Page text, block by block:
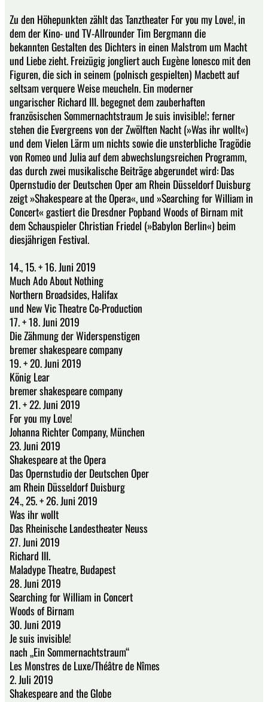
Zu den Höhepunkten zählt das Tanztheater For you my Love!, in
dem der Kino- und TV-Allrounder Tim Bergmann die
bekannten Gestalten des Dichters in einen Malstrom um Macht
und Liebe zieht. Freizügig jongliert auch Eugène Ionesco mit den
Figuren, die sich in seinem (polnisch gespielten) Macbett auf
seltsam verquere Weise meucheln. Ein moderner
ungarischer Richard III. begegnet dem zauberhaften
französischen Sommernachtstraum Je suis invisible!; ferner
stehen die Evergreens von der Zwölften Nacht (»Was ihr wollt«)
und dem Vielen Lärm um nichts sowie die unsterbliche Tragödie
von Romeo und Julia auf dem abwechslungsreichen Programm,
das durch zwei musikalische Beiträge abgerundet wird: Das
Opernstudio der Deutschen Oper am Rhein Düsseldorf Duisburg
zeigt »Shakespeare at the Opera«, und »Searching for William in
Concert« gastiert die Dresdner Popband Woods of Birnam mit
dem Schauspieler Christian Friedel (»Babylon Berlin«) beim
diesjährigen Festival.
14., 15. + 16. Juni 2019
Much Ado About Nothing
Northern Broadsides, Halifax
und New Vic Theatre Co-Production
17. + 18. Juni 2019
Die Zähmung der Widerspenstigen
bremer shakespeare company
19. + 20. Juni 2019
König Lear
bremer shakespeare company
21. + 22. Juni 2019
For you my Love!
Johanna Richter Company, München
23. Juni 2019
Shakespeare at the Opera
Das Opernstudio der Deutschen Oper
am Rhein Düsseldorf Duisburg
24., 25. + 26. Juni 2019
Was ihr wollt
Das Rheinische Landestheater Neuss
27. Juni 2019
Richard III.
Maladype Theatre, Budapest
28. Juni 2019
Searching for William in Concert
Woods of Birnam
30. Juni 2019
Je suis invisible!
nach „Ein Sommernachtstraum“
Les Monstres de Luxe/Théâtre de Nîmes
2. Juli 2019
Shakespeare and the Globe